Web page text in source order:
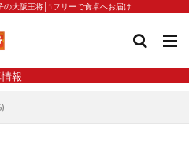
の大阪王将│5フリーで食卓へお届け
報
っこ 炒飯
焼きそば